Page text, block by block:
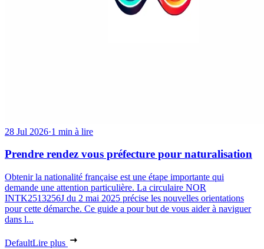
28 Jul 2026·1 min à lire
Prendre rendez vous préfecture pour naturalisation
Obtenir la nationalité française est une étape importante qui
demande une attention particulière. La circulaire NOR
INTK2513256J du 2 mai 2025 précise les nouvelles orientations
pour cette démarche. Ce guide a pour but de vous aider à naviguer
dans l...
DefaultLire plus